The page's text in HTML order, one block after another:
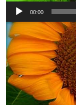
00:00
動
画
プ
レ
ー
ヤ
ー